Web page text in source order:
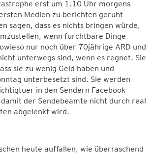
erst um 1.10 Uhr morgens
Medien zu berichten geruht
sagen, dass es nichts bringen würde,
wenn furchtbare Dinge
nur noch über 70jährige ARD und
unterwegs sind, wenn es regnet. Sie
sie zu wenig Geld haben und
unterbesetzt sind. Sie werden
in den Sendern Facebook
der Sendebeamte nicht durch real
abgelenkt wird.
heute auffallen, wie überraschend